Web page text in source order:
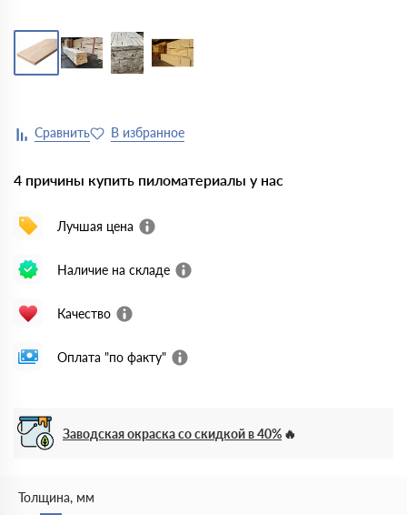
4 причины купить пиломатериалы у нас
Лучшая цена
Наличие на складе
Качество
Оплата "по факту"
Заводская окраска со скидкой в 40%
Толщина, мм